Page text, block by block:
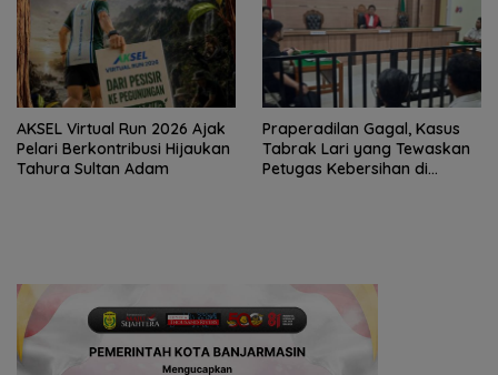
AKSEL Virtual Run 2026 Ajak
Pelari Berkontribusi Hijaukan
Tahura Sultan Adam
Praperadilan Gagal, Kasus
Tabrak Lari yang Tewaskan
Petugas Kebersihan di